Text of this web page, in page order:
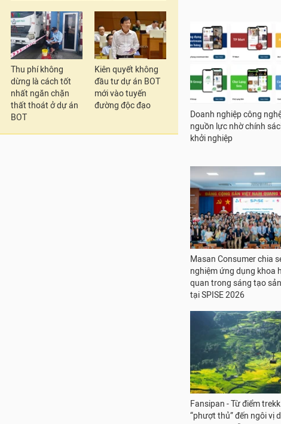
Thu phí không
dừng là cách tốt
nhất ngăn chặn
thất thoát ở dự án
BOT
Kiên quyết không
đầu tư dự án BOT
mới vào tuyến
đường độc đạo
Doanh nghiệp công
nguồn lực nhờ chính
khởi nghiệp
Masan Consumer chia
nghiệm ứng dụng khoa
quan trong sáng tạo
tại SPISE 2026
Fansipan - Từ điểm
“phượt thủ” đến ngôi vị